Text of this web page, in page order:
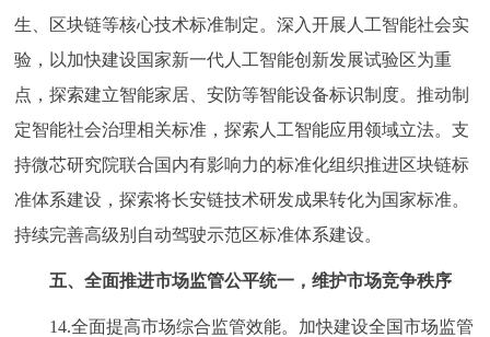
生、区块链等核心技术标准制定。深入开展人工智能社会实
验，以加快建设国家新一代人工智能创新发展试验区为重
点，探索建立智能家居、安防等智能设备标识制度。推动制
定智能社会治理相关标准，探索人工智能应用领域立法。支
持微芯研究院联合国内有影响力的标准化组织推进区块链标
准体系建设，探索将长安链技术研发成果转化为国家标准。
持续完善高级别自动驾驶示范区标准体系建设。
五、全面推进市场监管公平统一，维护市场竞争秩序
14.全面提高市场综合监管效能。加快建设全国市场监管